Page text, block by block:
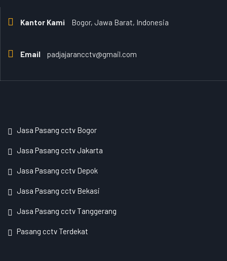
Kantor Kami Bogor, Jawa Barat, Indonesia
Email padjajarancctv@gmail.com
Jasa Pasang cctv Bogor
Jasa Pasang cctv Jakarta
Jasa Pasang cctv Depok
Jasa Pasang cctv Bekasi
Jasa Pasang cctv Tanggerang
Pasang cctv Terdekat